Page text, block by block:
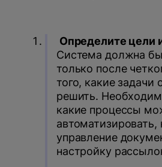
Определите цели
Система должна
только после
того, какие задачи
решить.
какие процессы
управление
настройку